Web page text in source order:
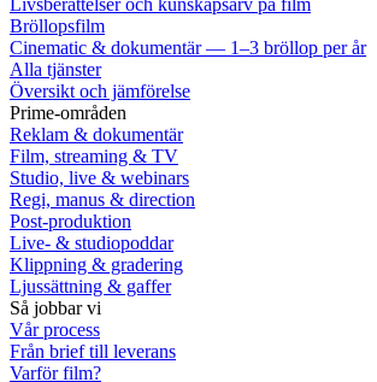
Bröllopsfilm
Cinematic & dokumentär — 1–3 bröllop per år
Alla tjänster
Översikt och jämförelse
Prime-områden
Reklam & dokumentär
Film, streaming & TV
Studio, live & webinars
Regi, manus & direction
Post-produktion
Live- & studiopoddar
Klippning & gradering
Ljussättning & gaffer
Så jobbar vi
Vår process
Från brief till leverans
Varför film?